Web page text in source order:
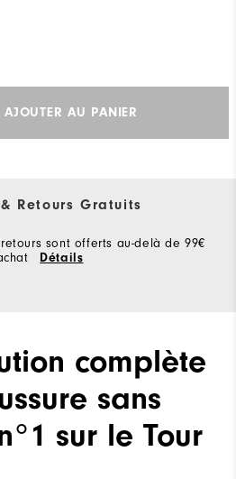
AJOUTER AU PANIER
Retours Gratuits
sont offerts au-delà de 99€
Détails
complète
sans
sur le Tour